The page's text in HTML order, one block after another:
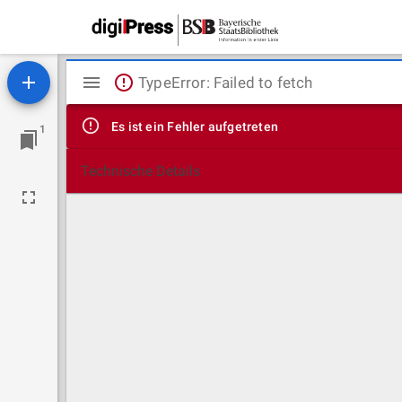
1
Mirador
Viewer
TypeError: Failed to fetch
Es ist ein Fehler aufgetreten
Technische Details